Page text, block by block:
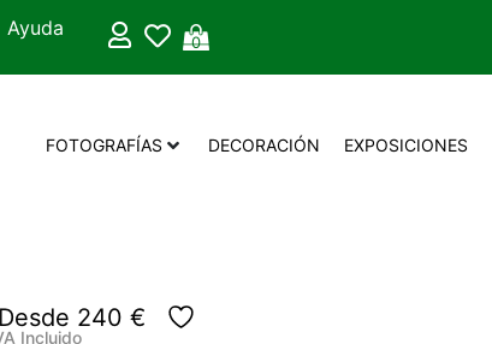
Ayuda
0
FOTOGRAFÍAS DECORACIÓN EXPOSICIONES
Desde 240 €
Incluido